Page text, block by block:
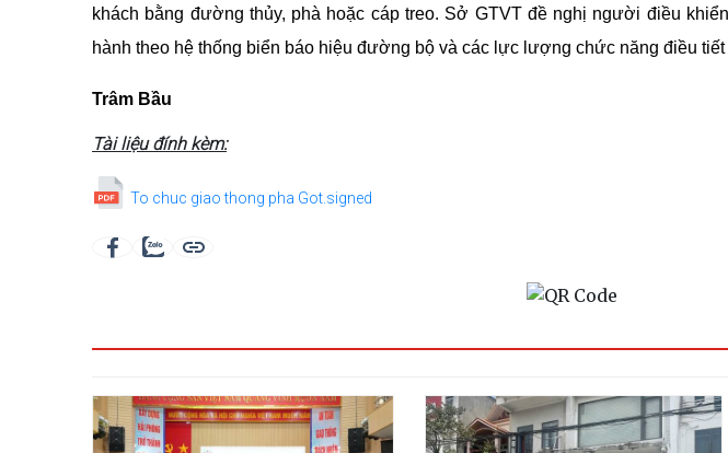
khách bằng đường thủy, phà hoặc cáp treo. Sở GTVT đề nghị người điều
hành theo hệ thống biển báo hiệu đường bộ và các lực lượng chức năng điều
Trâm Bầu
Tài liệu đính kèm:
To chuc giao thong pha Got.signed